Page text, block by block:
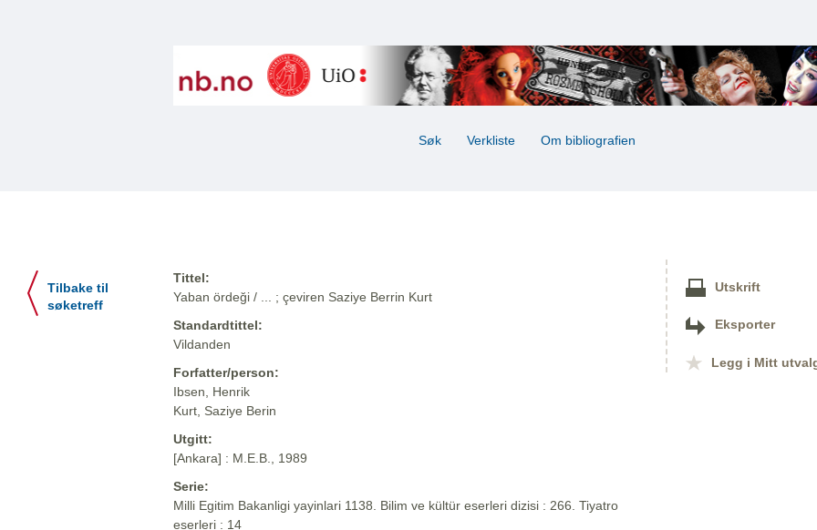
Søk Verkliste Om bibliografien
Tilbake til
søketreff
Tittel:
Yaban ördeği / ... ; çeviren Saziye Berrin Kurt
Standardtittel:
Vildanden
Forfatter/person:
Ibsen, Henrik
Kurt, Saziye Berin
Utgitt:
[Ankara] : M.E.B., 1989
Serie:
Milli Egitim Bakanligi yayinlari 1138. Bilim ve kültür eserleri dizisi : 266. Tiyatro
eserleri : 14
Utskrift
Eksporter
Legg i Mitt